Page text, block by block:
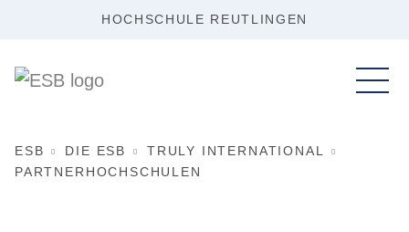
HOCHSCHULE REUTLINGEN
ESB DIE ESB
TRULY INTERNATIONAL
PARTNERHOCHSCHULEN